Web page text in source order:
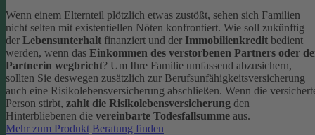
Wenn einem Elternteil plötzlich etwas zustößt, sehen sich Familien
nicht selten mit existentiellen Nöten konfrontiert. Wie soll zukünftig
der Lebensunterhalt finanziert und der Immobilienkredit bedient
werden, wenn das Einkommen des verstorbenen Partners oder
Partnerin wegbricht? Um Ihre Familie umfassend abzusichern,
sollten Sie deswegen zusätzlich zur Berufsunfähigkeitsversicherung
auch eine Risikolebensversicherung abschließen. Wenn die
Person stirbt, zahlt die Risikolebensversicherung den
Hinterbliebenen die vereinbarte Todesfallsumme aus.
Mehr zum Produkt Beratung finden